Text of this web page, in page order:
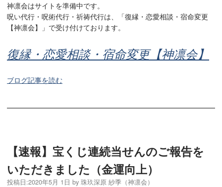
神凛会はサイトを準備中です。
呪い代行・呪術代行・祈祷代行は、「復縁・恋愛相談・宿命変更
【神凛会】」で受け付けております。
復縁・恋愛相談・宿命変更【神凛会】
ブログ記事を読む
【速報】宝くじ連続当せんのご報告を
いただきました（金運向上）
投稿日:2020年5月 1日 by 珠玖深原 紗季（神凛会）